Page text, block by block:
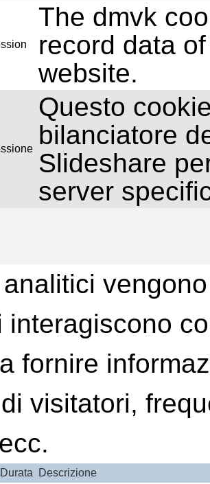
The dmvk
record data
website.
Questo
bilanciatore
Slideshare
server
interagiscono
fornire
visitatori,
Durata Descrizione